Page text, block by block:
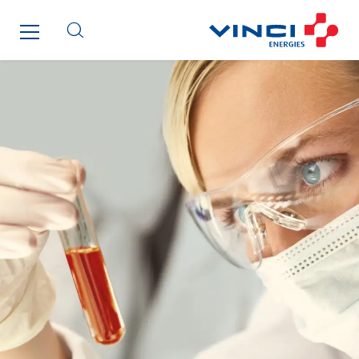
GTIE Rennes
GTIE Tertiaire
I.F.A.T
I2R
IDF Thermic
IFAT
Imhoff
Initiative Commune Connectée
Innovative City Pack
Inspa-Pumpenservice